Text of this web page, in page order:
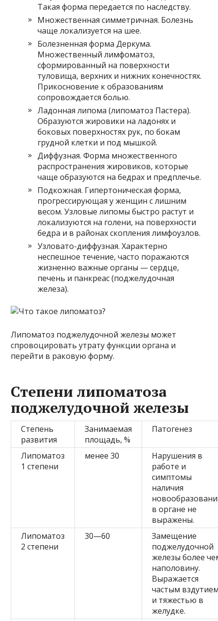
Такая форма передается по наследству.
Множественная симметричная. Болезнь
чаще локализуется на шее.
Болезненная форма Деркума.
Множественный лимфоматоз,
сформированный на поверхности
туловища, верхних и нижних конечностях.
Прикосновение к образованиям
сопровождается болью.
Ладонная липома (липоматоз Пастера).
Образуются жировики на ладонях и
боковых поверхностях рук, по бокам
грудной клетки и под мышкой.
Диффузная. Форма множественного
распространения жировиков, которые
чаще образуются на бедрах и предплечье.
Подкожная. Гипертоническая форма,
прогрессирующая у женщин с лишним
весом. Узловые липомы быстро растут и
локализуются на голени, на поверхности
бедра и в районах скопления лимфоузлов.
Узловато-диффузная. Характерно
неспешное течение, часто поражаются
жизненно важные органы — сердце,
печень и панкреас (поджелудочная
железа).
Липоматоз поджелудочной железы может
спровоцировать утрату функции органа и
перейти в раковую форму.
Степени липоматоза
поджелудочной железы
Степень
развития
Занимаемая
площадь, %
Патогенез
Липоматоз
1 степени
менее 30
Нарушения в
работе и
симптомы
наличия
в органе не
выражены.
Липоматоз
2 степени
30—60
Замещение
поджелудочной
железы более
наполовину.
Выражается
частым
и тяжестью в
желудке.